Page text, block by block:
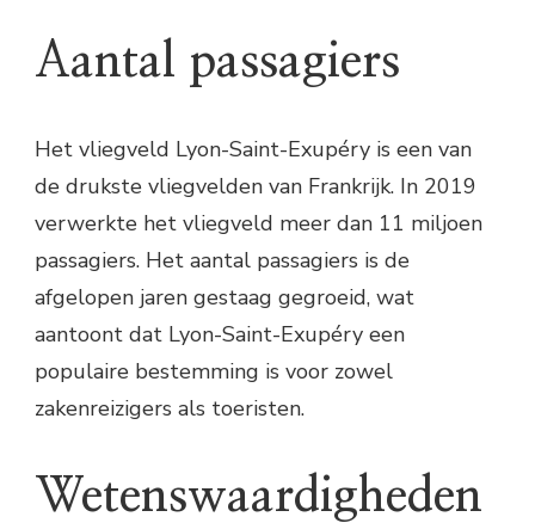
Aantal passagiers
Het vliegveld Lyon-Saint-Exupéry is een van
de drukste vliegvelden van Frankrijk. In 2019
verwerkte het vliegveld meer dan 11 miljoen
passagiers. Het aantal passagiers is de
afgelopen jaren gestaag gegroeid, wat
aantoont dat Lyon-Saint-Exupéry een
populaire bestemming is voor zowel
zakenreizigers als toeristen.
Wetenswaardigheden